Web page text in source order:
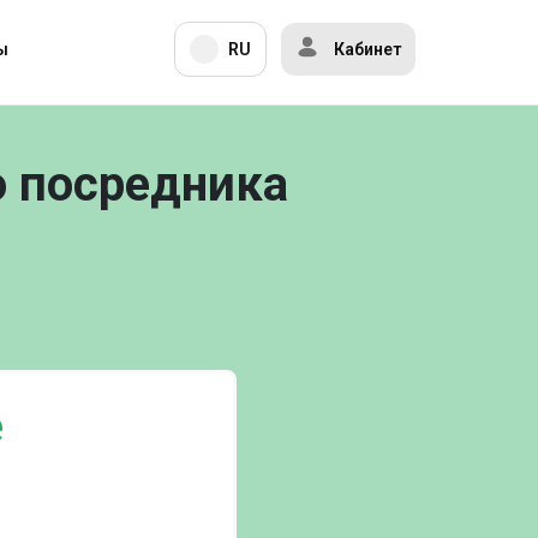
RU Кабинет
посредника